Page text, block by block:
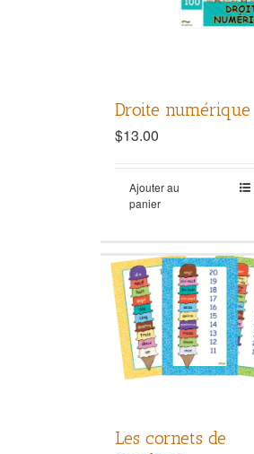
Droite numérique
$13.00
Ajouter au
panier
Les cornets de